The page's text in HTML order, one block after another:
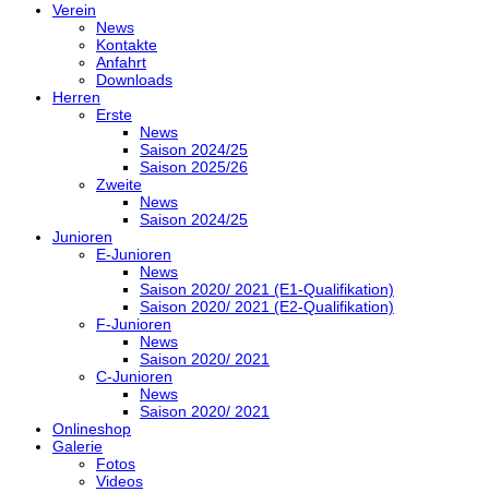
Verein
News
Kontakte
Anfahrt
Downloads
Herren
Erste
News
Saison 2024/25
Saison 2025/26
Zweite
News
Saison 2024/25
Junioren
E-Junioren
News
Saison 2020/ 2021 (E1-Qualifikation)
Saison 2020/ 2021 (E2-Qualifikation)
F-Junioren
News
Saison 2020/ 2021
C-Junioren
News
Saison 2020/ 2021
Onlineshop
Galerie
Fotos
Videos